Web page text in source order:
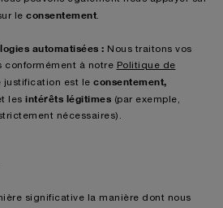
le consentement
automatisées : Nous traitons vos
conformément à notre Politique de
justification est le consentement,
les intérêts légitimes (par exemple,
nécessaires).
significative la manière dont nous